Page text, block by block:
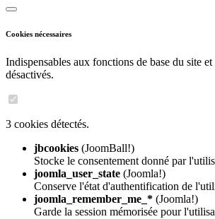
Cookies nécessaires
Indispensables aux fonctions de base du site
désactivés.
3 cookies détectés.
jbcookies (JoomBall!)
Stocke le consentement donné par
joomla_user_state (Joomla!)
Conserve l'état d'authentification de
joomla_remember_me_* (Joomla!)
Garde la session mémorisée pour